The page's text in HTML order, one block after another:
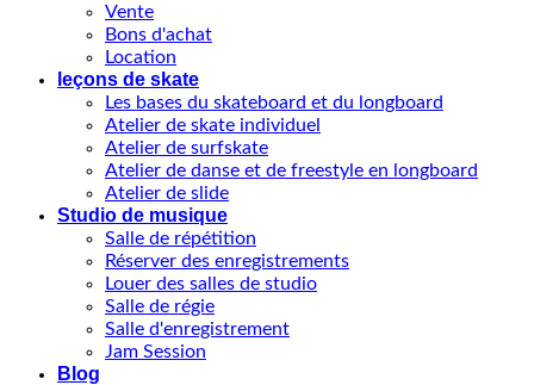
Vente
Bons d'achat
Location
leçons de skate
Les bases du skateboard et du longboard
Atelier de skate individuel
Atelier de surfskate
Atelier de danse et de freestyle en longboard
Atelier de slide
Studio de musique
Salle de répétition
Réserver des enregistrements
Louer des salles de studio
Salle de régie
Salle d'enregistrement
Jam Session
Blog